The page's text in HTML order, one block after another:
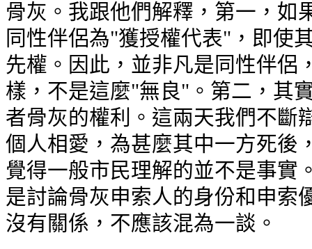
骨灰。我跟他們解釋，第一，如
同性伴侶為"獲授權代表"，即使
先權。因此，並非凡是同性伴侶
樣，不是這麼"無良"。第二，其
者骨灰的權利。這兩天我們不斷
個人相愛，為甚麼其中一方死後
覺得一般市民理解的並不是事實
是討論骨灰申索人的身份和申索
沒有關係，不應該混為一談。